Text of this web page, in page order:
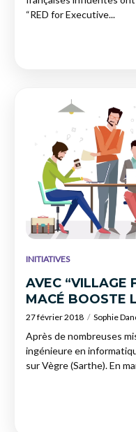
“RED for Executive...
INITIATIVES
AVEC “VILLAGE
MACÉ BOOSTE
27 février 2018 Sophie
Après de nombreuses
ingénieure en
sur Vègre (Sarthe). En